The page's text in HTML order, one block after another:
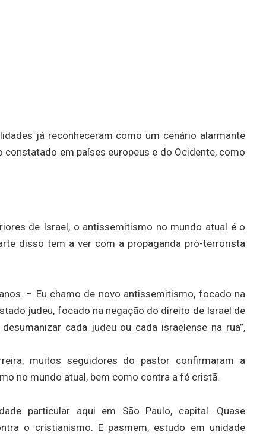
já reconheceram como um cenário alarmante
em países europeus e do Ocidente, como
de Israel, o antissemitismo no mundo atual é o
disso tem a ver com a propaganda pró-terrorista
– Eu chamo de novo antissemitismo, focado na
judeu, focado na negação do direito de Israel de
cada judeu ou cada israelense na rua”,
muitos seguidores do pastor confirmaram a
no mundo atual, bem como contra a fé cristã.
particular aqui em São Paulo, capital. Quase
o cristianismo. E pasmem, estudo em unidade